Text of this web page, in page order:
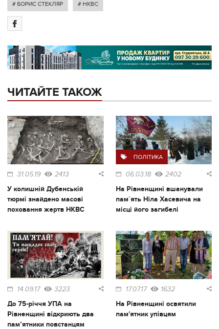
# БОРИС СТЕКЛЯР # НКВС
ЧИТАЙТЕ ТАКОЖ
31.05.19 2413
У колишній Дубенській
тюрмі знайдено масові
поховання жертв НКВС
ПОЛІТИКА
06.03.18 2402
На Рівненщині вшанували
пам`ять Ніла Хасевича на
місці його загибелі
14.09.17 3223
До 75-річчя УПА на
Рівненщині відкриють два
пам’ятники повстанцям
17.07.17 1632
На Рівненщині освятили
пам'ятник упівцям